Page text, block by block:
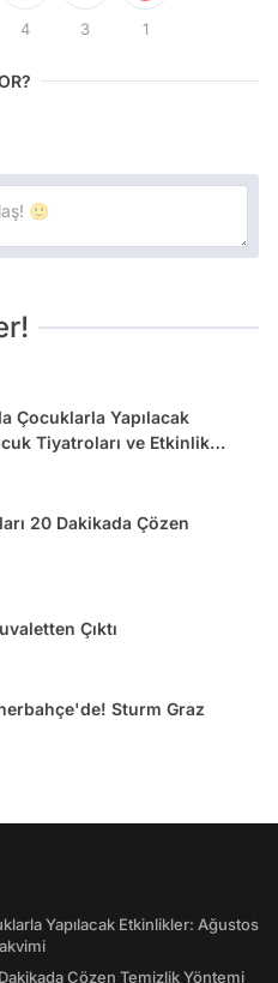
4 3 1
Çocuklarla Yapılacak
Tiyatroları ve Etkinlik
20 Dakikada Çözen
Çıktı
Sturm Graz
Yapılacak Etkinlikler: Ağustos
Dakikada Çözen Temizlik Yöntemi